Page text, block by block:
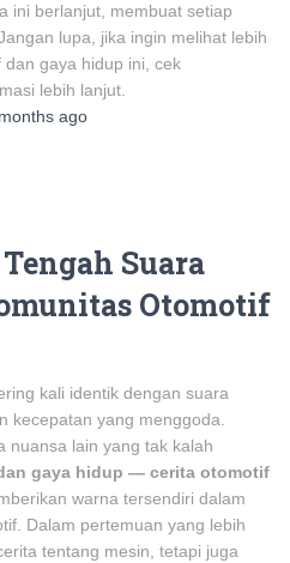
ini berlanjut, membuat setiap
lupa, jika ingin melihat lebih
gaya hidup ini, cek
lebih lanjut.
ago
Suara
Otomotif
kali identik dengan suara
kecepatan yang menggoda.
nuansa lain yang tak kalah
gaya hidup — cerita otomotif
warna tersendiri dalam
Dalam pertemuan yang lebih
tentang mesin, tetapi juga